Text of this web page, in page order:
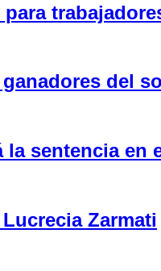
del
la sentencia en
Zarmati